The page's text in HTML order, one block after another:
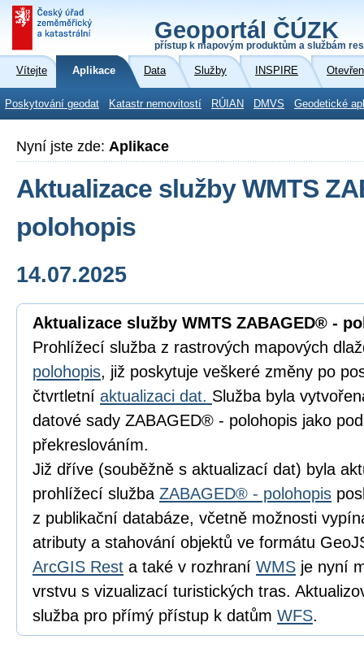
Geoportál ČÚZK
přístup k mapovým produktům a službám
Vítejte Aplikace Data Služby INSPIRE
Poskytování geodat Katastr nemovitostí RÚIAN DMVS Geodetické
Nyní jste zde: Aplikace
Aktualizace služby WMTS
polohopis
14.07.2025
Aktualizace služby WMTS ZABAGED® -
Prohlížecí služba z rastrových mapových
polohopis, již poskytuje veškeré změny po
čtvrtletní aktualizaci dat. Služba byla
datové sady ZABAGED® - polohopis jako
překreslováním.
Již dříve (souběžně s aktualizací dat) byla
prohlížecí služba ZABAGED® - polohopis
z publikační databáze, včetně možnosti
atributy a stahování objektů ve formátu
ArcGIS Rest a také v rozhraní WMS je nyní
vrstvu s vizualizací turistických tras.
služba pro přímý přístup k datům WFS.